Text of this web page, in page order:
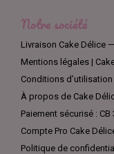
Notre société
Livraison Cake Délice
Mentions légales |
Conditions
À propos de Cake
Paiement sécurisé : CB
Compte Pro Cake
Politique de